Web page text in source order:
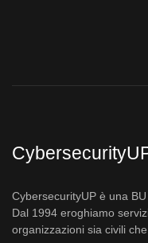
CybersecurityUP è una
Dal 1994 eroghiamo
organizzazioni sia civili che